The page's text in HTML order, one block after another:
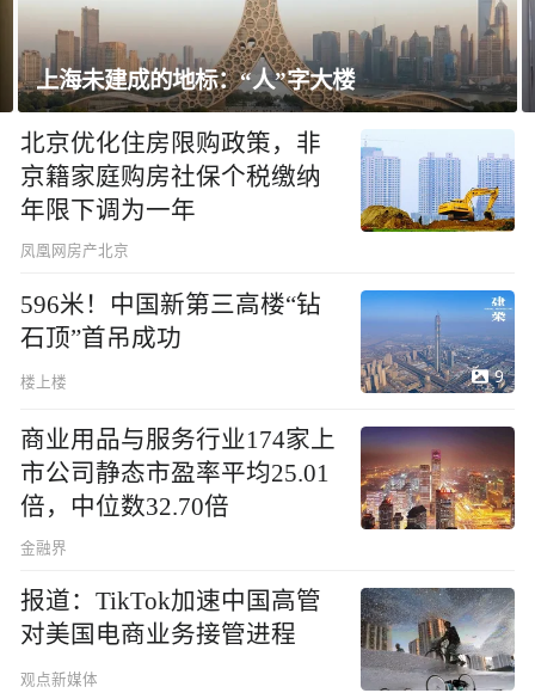
楼 飘窗竟然能变身全屋C位 都后
北京优化住房限购政策，非
京籍家庭购房社保个税缴纳
年限下调为一年
凤凰网房产北京
596米！中国新第三高楼“钻
石顶”首吊成功
楼上楼 9
商业用品与服务行业174家上
市公司静态市盈率平均25.01
倍，中位数32.70倍
金融界
报道：TikTok加速中国高管
对美国电商业务接管进程
观点新媒体